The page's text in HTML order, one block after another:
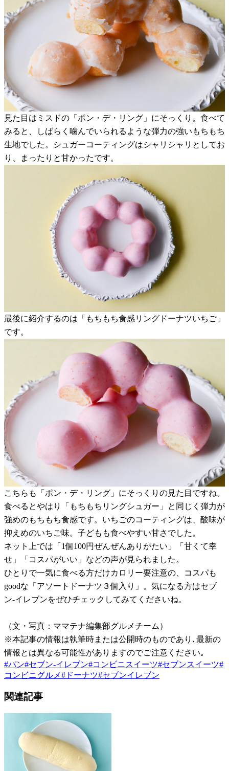
見た目はミスドの「ポン・デ・リング」にそっくり。食べて
みると、しばらく噛んでいられるような弾力の強いもちもち
生地でした。シュガーコーティングはシャリシャリとしてお
り、まったりと甘かったです。
最後に紹介するのは「もちもち食感リングドーナツいちご」
です。
こちらも「ポン・デ・リング」にそっくりの見た目ですね。
食べるとやはり「もちもちリングシュガー」と同じく弾力が
強めのもちもち食感です。いちごのコーティングは、酸味が
抑えめのいちご味。子どもも食べやすい甘さでした。
ネット上では「1個100円ぜんぜんありがたい」「甘くて幸
せ」「コスパがいい」などの声が見られました。
ひとりで一気に食べる方だけカロリー要注意の、コスパも
goodな「アソートドーナツ３個入り」。気になる方はセブ
ン-イレブンをぜひチェックしてみてくださいね。
（文・写真：ママテナ編集部グルメチーム）
※本記事の情報は執筆時または公開時のものであり､最新の
情報とは異なる可能性がありますのでご注意ください｡
#パン#セブン-イレブン#コンビニスイーツ#セブンスイーツ#
コンビニグルメ# ドーナツ#セブンイレブン
関連記事